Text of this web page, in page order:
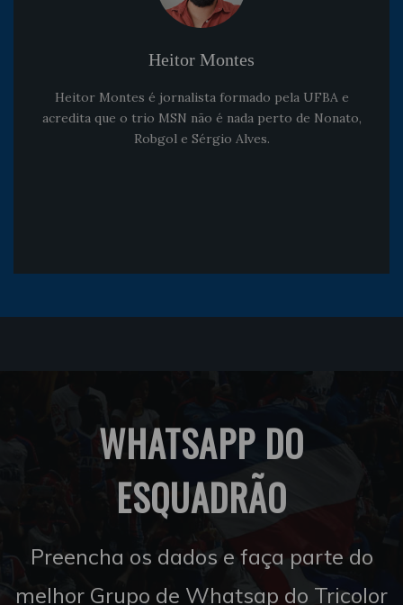
Heitor Montes
Heitor Montes é jornalista formado pela UFBA e
acredita que o trio MSN não é nada perto de Nonato,
Robgol e Sérgio Alves.
WHATSAPP DO
ESQUADRÃO
Preencha os dados e faça parte do
melhor Grupo de Whatsap do Tricolor